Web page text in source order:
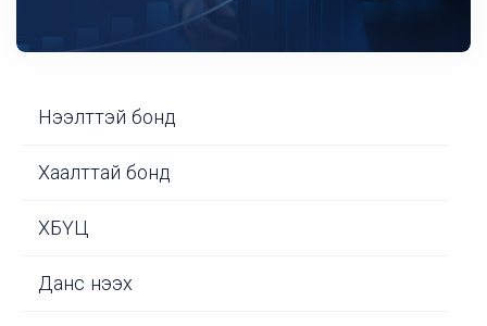
Нээлттэй бонд
Хаалттай бонд
ХБҮЦ
Данс нээх